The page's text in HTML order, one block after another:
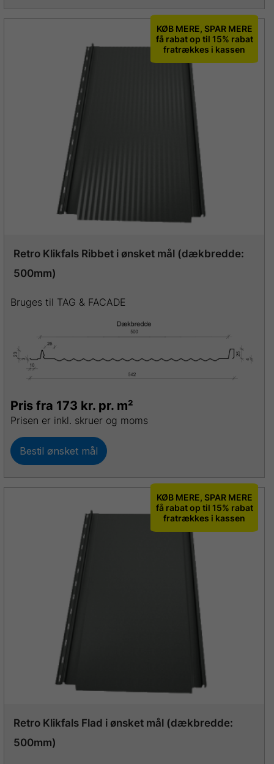
KØB MERE, SPAR MERE
få rabat op til 15% rabat
fratrækkes i kassen
Retro Klikfals Ribbet i ønsket mål (dækbredde:
500mm)
Bruges til TAG & FACADE
Pris fra 173 kr. pr. m²
Prisen er inkl. skruer og moms
Bestil ønsket mål
KØB MERE, SPAR MERE
få rabat op til 15% rabat
fratrækkes i kassen
Retro Klikfals Flad i ønsket mål (dækbredde:
500mm)